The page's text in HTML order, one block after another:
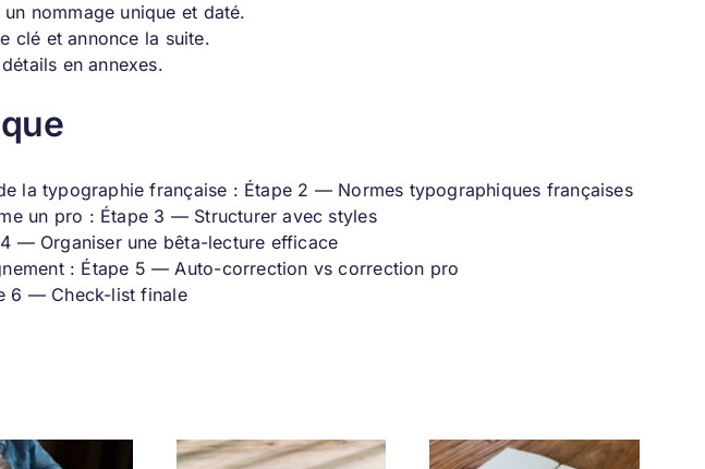
nommage unique et daté.
clé et annonce la suite.
en annexes.
la typographie française : Étape 2 — Normes typographiques françaises
un pro : Étape 3 — Structurer avec styles
— Organiser une bêta-lecture efficace
: Étape 5 — Auto-correction vs correction pro
6 — Check-list finale